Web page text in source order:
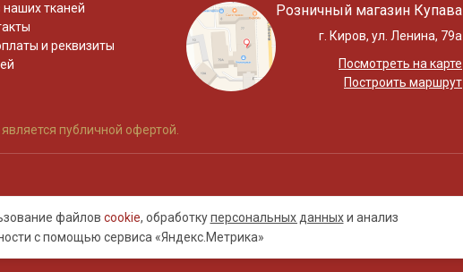
файлов cookie, обработкуперсональных данныхи анализ
с помощью сервиса «Яндекс.Метрика»
наших тканей
и реквизиты
Розничный магазин Купава
г. Киров, ул. Ленина, 79а
Посмотреть на карте
Построить маршрут
публичной офертой.